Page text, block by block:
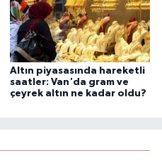
Altın piyasasında hareketli
saatler: Van'da gram ve
çeyrek altın ne kadar oldu?